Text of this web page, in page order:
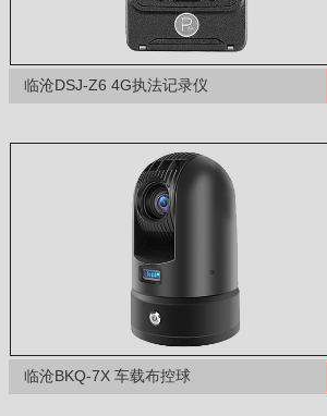
临沧DSJ-Z6 4G执法记录仪
临沧BKQ-7X 车载布控球